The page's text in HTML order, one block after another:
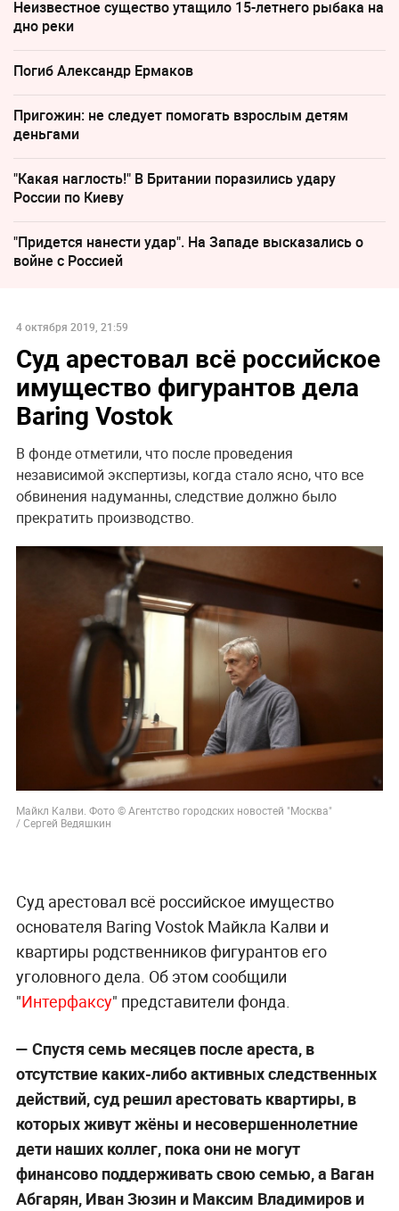
Неизвестное существо утащило 15-летнего рыбака на
дно реки
Погиб Александр Ермаков
Пригожин: не следует помогать взрослым детям
деньгами
"Какая наглость!" В Британии поразились удару
России по Киеву
"Придется нанести удар". На Западе высказались о
войне с Россией
4 октября 2019, 21:59
Суд арестовал всё российское
имущество фигурантов дела
Baring Vostok
В фонде отметили, что после проведения
независимой экспертизы, когда стало ясно, что все
обвинения надуманны, следствие должно было
прекратить производство.
Майкл Калви. Фото © Агентство городских новостей "Москва"
/ Сергей Ведяшкин
Суд арестовал всё российское имущество
основателя Baring Vostok Майкла Калви и
квартиры родственников фигурантов его
уголовного дела. Об этом сообщили
"Интерфаксу" представители фонда.
— Спустя семь месяцев после ареста, в
отсутствие каких-либо активных следственных
действий, суд решил арестовать квартиры, в
которых живут жёны и несовершеннолетние
дети наших коллег, пока они не могут
финансово поддерживать свою семью, а Ваган
Абгарян, Иван Зюзин и Максим Владимиров и